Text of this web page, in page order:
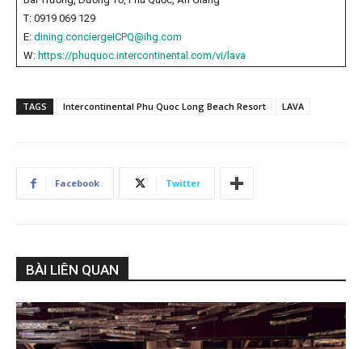
T: 0919 069 129
E: dining.conciergeICPQ@ihg.com
W: https://phuquoc.intercontinental.com/vi/lava
TAGS Intercontinental Phu Quoc Long Beach Resort LAVA
Facebook Twitter
BÀI LIÊN QUAN